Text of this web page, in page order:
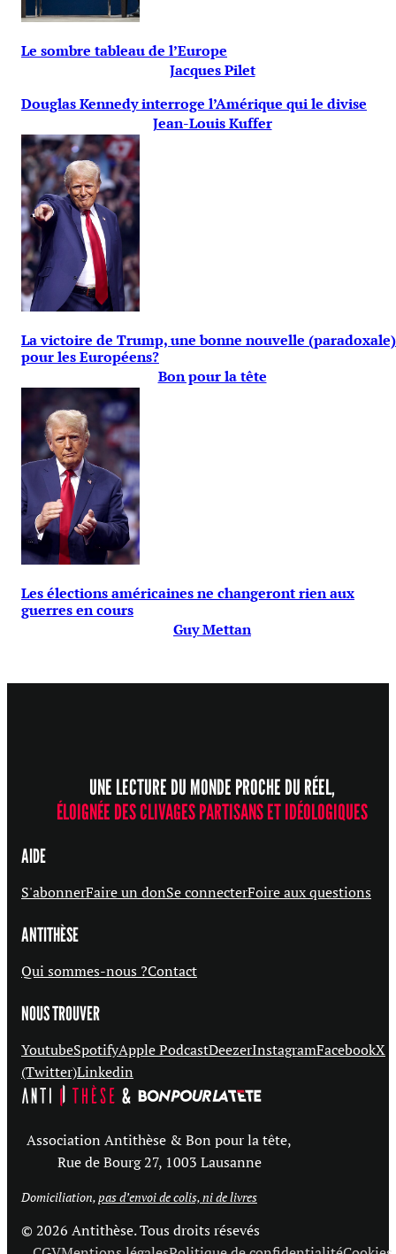
Le sombre tableau de l’Europe
Jacques Pilet
Douglas Kennedy interroge l’Amérique qui le divise
Jean-Louis Kuffer
La victoire de Trump, une bonne nouvelle (paradoxale)
pour les Européens?
Bon pour la tête
Les élections américaines ne changeront rien aux
guerres en cours
Guy Mettan
UNE LECTURE DU MONDE PROCHE DU RÉEL,
ÉLOIGNÉE DES CLIVAGES PARTISANS ET IDÉOLOGIQUES
AIDE
S'abonnerFaire un donSe connecterFoire aux questions
ANTITHÈSE
Qui sommes-nous ?Contact
NOUS TROUVER
YoutubeSpotifyApple PodcastDeezerInstagramFacebookX
(Twitter)Linkedin
Association Antithèse & Bon pour la tête,
Rue de Bourg 27, 1003 Lausanne
Domiciliation,pas d’envoi de colis, ni de livres
© 2026 Antithèse. Tous droits résevés